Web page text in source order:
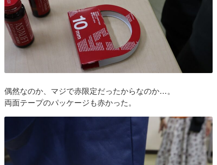
偶然なのか、マジで赤限定だったからなのか…。
両面テープのパッケージも赤かった。